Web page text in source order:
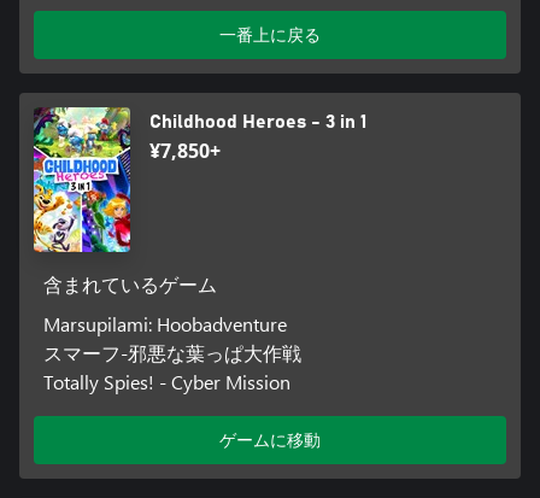
一番上に戻る
Childhood Heroes - 3 in 1
¥7,850+
含まれているゲーム
Marsupilami: Hoobadventure
スマーフ-邪悪な葉っぱ大作戦
Totally Spies! - Cyber Mission
ゲームに移動